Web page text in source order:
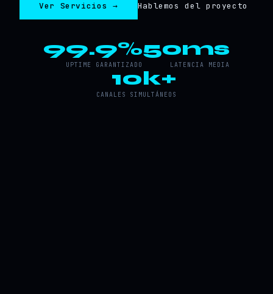
Ver Servicios → Hablemos del proyecto
99.9%
UPTIME GARANTIZADO
50ms
LATENCIA MEDIA
10k+
CANALES SIMULTÁNEOS